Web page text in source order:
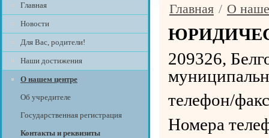
Главная
Новости
Для Вас, родители!
Наши достижения
О нашем центре
Об учредителе
Государственная регистрация
Контакты и реквизиты
Главная / О
209326,
телефон/
Номера